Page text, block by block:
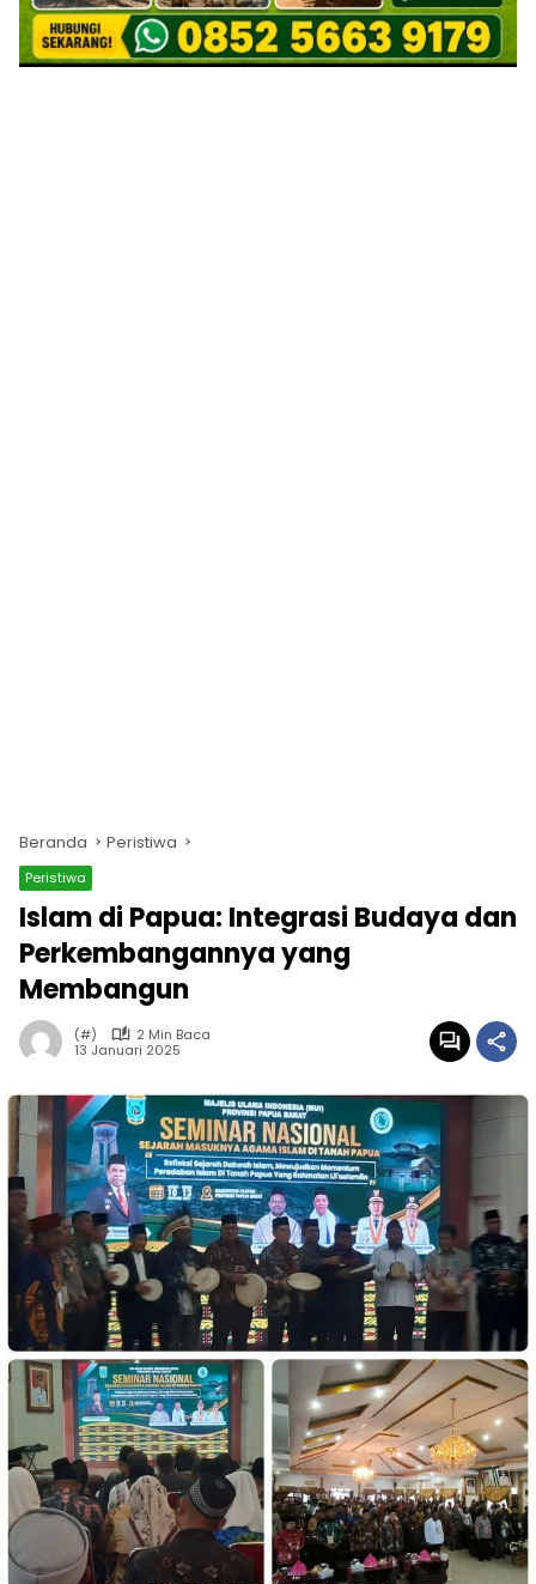
Beranda Peristiwa
Peristiwa
Islam di Papua: Integrasi Budaya dan
Perkembangannya yang
Membangun
(#)
2 Min Baca
13 Januari 2025